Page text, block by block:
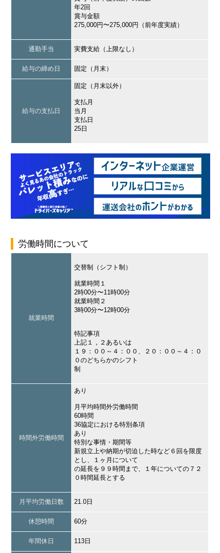
年2回
賞与金額
275,000円〜275,000円（前年度実績）
通勤手当 実費支給（上限なし）
給与の締め日 固定（月末）
給与の支払日
固定（月末以外）
支払月
当月
支払日
25日
労働時間について
就業時間
交替制（シフト制）
就業時間１
2時00分〜11時00分
就業時間２
3時00分〜12時00分
特記事項
上記１，２あるいは
１９：００～４：００、２０：００～４：０
０のどちらかのシフト
制
時間外労働時間
あり
月平均時間外労働時間
60時間
36協定における特別条項
あり
特別な事情・期間等
新規立上や納期が切迫した時など６回を限度
とし、１ヶ月について
の延長を９９時間まで、１年についての７２
０時間延長とする
月平均労働日数 21.0日
休憩時間 60分
年間休日 113日